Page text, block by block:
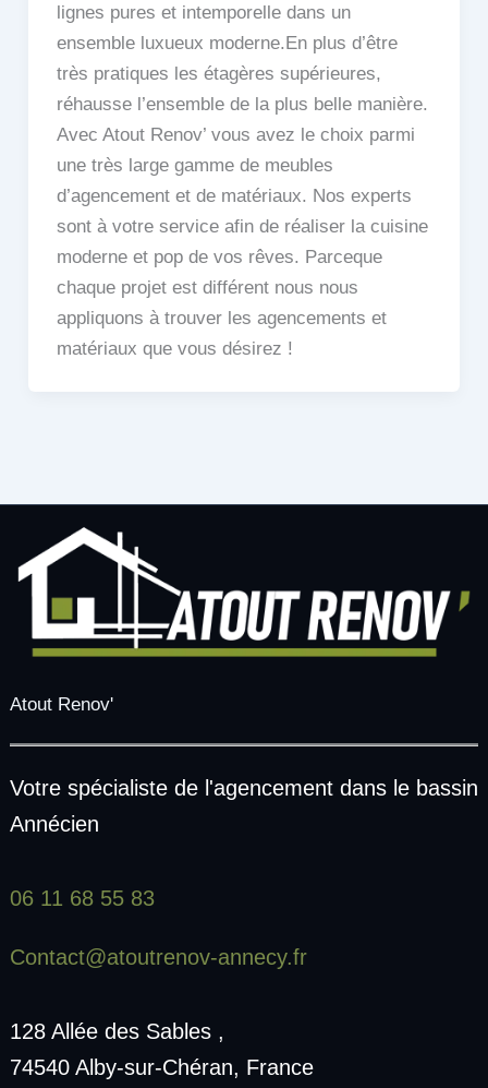
lignes pures et intemporelle dans un
ensemble luxueux moderne.En plus d’être
très pratiques les étagères supérieures,
réhausse l’ensemble de la plus belle manière.
Avec Atout Renov’ vous avez le choix parmi
une très large gamme de meubles
d’agencement et de matériaux. Nos experts
sont à votre service afin de réaliser la cuisine
moderne et pop de vos rêves. Parceque
chaque projet est différent nous nous
appliquons à trouver les agencements et
matériaux que vous désirez !
Atout Renov'
Votre spécialiste de l'agencement dans le bassin
Annécien
06 11 68 55 83
Contact@atoutrenov-annecy.fr
128 Allée des Sables ,
74540 Alby-sur-Chéran, France